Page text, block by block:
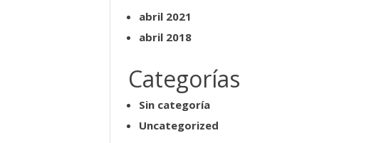
abril 2021
abril 2018
Categorías
Sin categoría
Uncategorized